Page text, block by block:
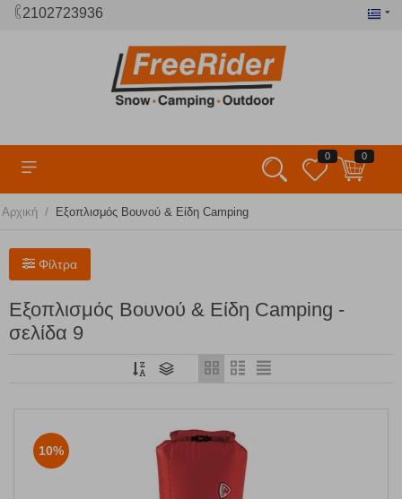
2102723936
0 0
Αρχική / Εξοπλισμός Βουνού & Είδη Camping
Φίλτρα
Εξοπλισμός Βουνού & Είδη Camping -
σελίδα 9
10%